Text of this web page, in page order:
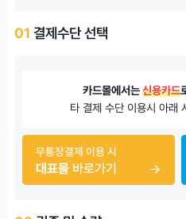
01 결제수단 선택
카드몰에서는신용카드
타 결제 수단 이용시 아래
무통장결제 이용 시
대표몰바로가기